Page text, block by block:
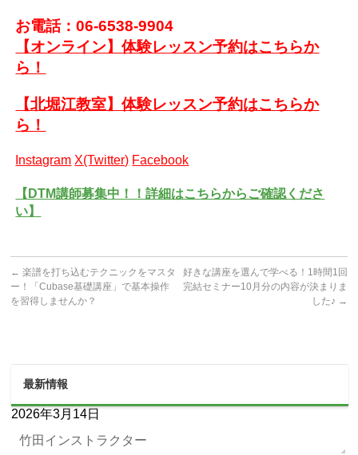
お電話：06-6538-9904
【オンライン】体験レッスン予約はこちらか
ら！
【北堀江教室】体験レッスン予約はこちらか
ら！
Instagram X(Twitter) Facebook
【DTM講師募集中！！詳細はこちらからご確認くださ
い】
← 楽譜を打ち込むテクニックをマスタ
ー！「Cubase基礎講座」で基本操作
を習得しませんか？
好きな講座を選んで学べる！1時間1回
完結セミナー10月分の内容が決まりま
した♪ →
最新情報
2026年3月14日
竹田インストラクター